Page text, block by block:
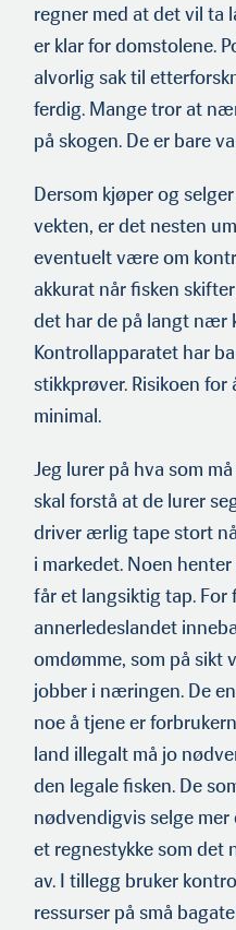
regner med at det vil ta
er klar for domstolene.
alvorlig sak til
ferdig. Mange tror at
på skogen. De er bare
Dersom kjøper og
vekten, er det nesten
eventuelt være om
akkurat når fisken
det har de på langt nær
Kontrollapparatet har
stikkprøver. Risikoen
minimal.
Jeg lurer på hva som
skal forstå at de lurer
driver ærlig tape stort
i markedet. Noen
får et langsiktig tap.
annerledeslandet
omdømme, som på sikt
jobber i næringen. De
noe å tjene er
land illegalt må jo
den legale fisken. De
nødvendigvis selge mer
et regnestykke som det
av. I tillegg bruker
ressurser på små